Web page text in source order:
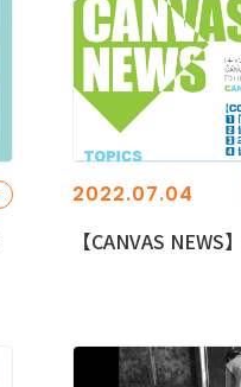
2022.07.04
【CANVAS